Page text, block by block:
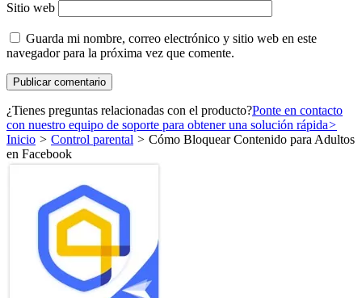
Sitio web
Guarda mi nombre, correo electrónico y sitio web en este
navegador para la próxima vez que comente.
¿Tienes preguntas relacionadas con el producto?Ponte en contacto
con nuestro equipo de soporte para obtener una solución rápida>
Inicio > Control parental > Cómo Bloquear Contenido para Adultos
en Facebook